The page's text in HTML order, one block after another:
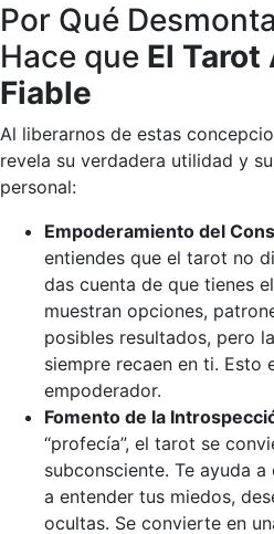
Por Qué
Hace que El Tarot
Fiable
Al liberarnos de estas
revela su verdadera utilidad y
personal:
Empoderamiento del
entiendes que el tarot no
das cuenta de que tienes
muestran opciones,
posibles resultados, pero
siempre recaen en ti. Esto
empoderador.
Fomento de la
“profecía”, el tarot se
subconsciente. Te ayuda
a entender tus miedos,
ocultas. Se convierte en